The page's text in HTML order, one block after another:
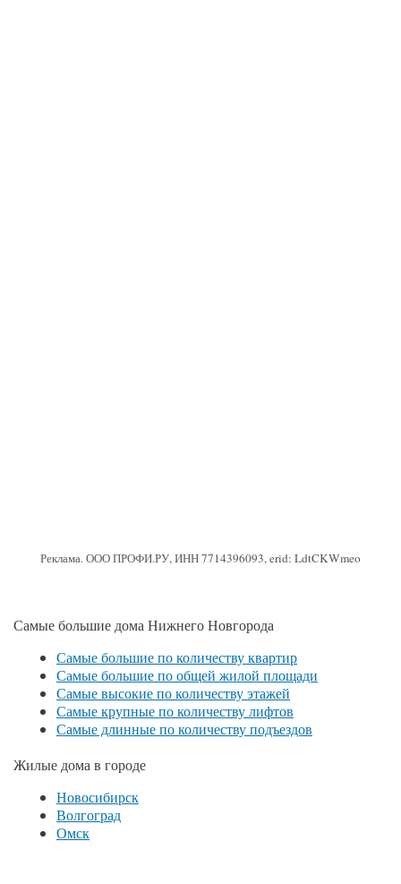
Реклама. ООО ПРОФИ.РУ, ИНН 7714396093, erid: LdtCKWmeo
Самые большие дома Нижнего Новгорода
Самые большие по количеству квартир
Самые большие по общей жилой площади
Самые высокие по количеству этажей
Самые крупные по количеству лифтов
Самые длинные по количеству подъездов
Жилые дома в городе
Новосибирск
Волгоград
Омск